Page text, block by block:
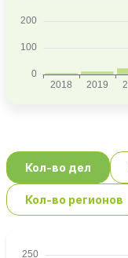
Кол-во дел
Кол-во регионов